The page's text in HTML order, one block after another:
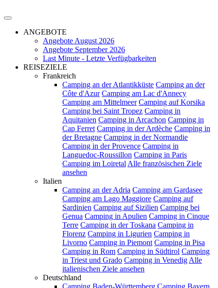
ANGEBOTE
Angebote August 2026
Angebote September 2026
Last Minute - Letzte Verfügbarkeiten
REISEZIELE
Frankreich
Camping an der Atlantikküste Camping an der
Côte d'Azur Camping am Lac d'Annecy
Camping am Mittelmeer Camping auf Korsika
Camping bei Saint Tropez Camping in
Aquitanien Camping in Arcachon Camping in
Cap Ferret Camping in der Ardèche Camping in
der Bretagne Camping in der Normandie
Camping in der Provence Camping in
Languedoc-Roussillon Camping in Paris
Camping im Loiretal Alle französischen Ziele
ansehen
Italien
Camping an der Adria Camping am Gardasee
Camping am Lago Maggiore Camping auf
Sardinien Camping auf Sizilien Camping bei
Genua Camping in Apulien Camping in Cinque
Terre Camping in der Toskana Camping in
Florenz Camping in Ligurien Camping in
Livorno Camping in Piemont Camping in Pisa
Camping in Rom Camping in Südtirol Camping
in Triest und Grado Camping in Venedig Alle
italienischen Ziele ansehen
Deutschland
Camping Baden-Württemberg Camping Bayern